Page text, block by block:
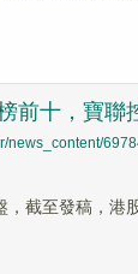
前十，寶
news_content/
，截至發稿，